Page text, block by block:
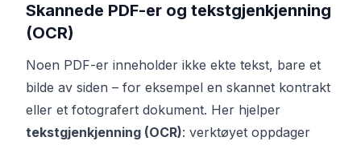
Skannede PDF-er og tekstgjenkjenning
(OCR)
Noen PDF-er inneholder ikke ekte tekst, bare et
bilde av siden – for eksempel en skannet kontrakt
eller et fotografert dokument. Her hjelper
tekstgjenkjenning (OCR): verktøyet oppdager